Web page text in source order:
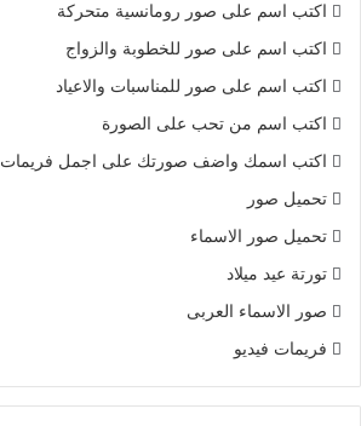
اكتب اسم على صور رومانسية متحركة
اكتب اسم على صور للخطوبة والزواج
اكتب اسم على صور للمناسبات والاعياد
اكتب اسم من تحب على الصورة
اكتب اسمك واضف صورتك على اجمل فريمات
تحميل صور
تحميل صور الاسماء
تورتة عيد ميلاد
صور الاسماء العربى
فريمات فيديو